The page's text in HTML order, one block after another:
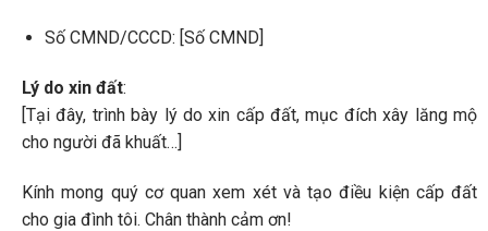
Số CMND/CCCD: [Số CMND]
Lý do xin đất:
[Tại đây, trình bày lý do xin cấp đất, mục đích xây lăng mộ
cho người đã khuất…]
Kính mong quý cơ quan xem xét và tạo điều kiện cấp đất
cho gia đình tôi. Chân thành cảm ơn!